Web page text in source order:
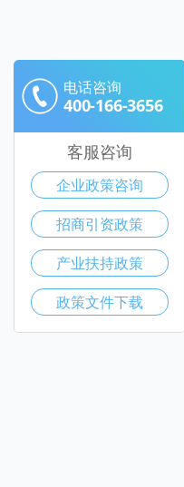
电话咨询
400-166-3656
客服咨询
企业政策咨询
招商引资政策
产业扶持政策
政策文件下载